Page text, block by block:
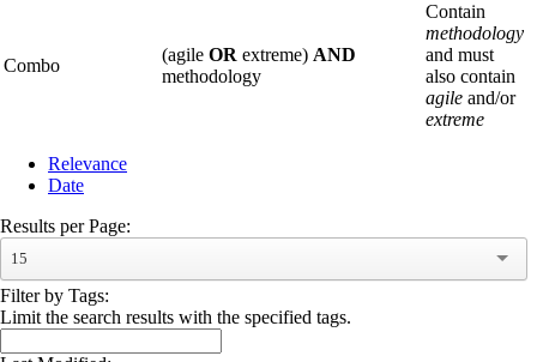
Combo
(agile OR extreme) AND
methodology
Contain
methodology
and must
also contain
agile and/or
extreme
Relevance
Date
Results per Page:
15
Filter by Tags:
Limit the search results with the specified tags.